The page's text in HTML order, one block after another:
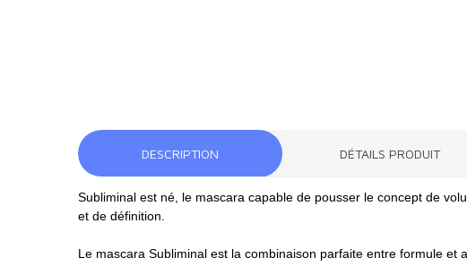
DESCRIPTION DÉTAILS PRODUIT
Subliminal est né, le mascara capable de pousser le concept de
et de définition.
Le mascara Subliminal est la combinaison parfaite entre formule